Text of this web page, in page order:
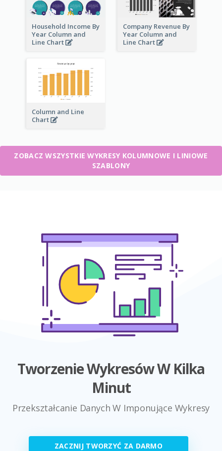
Household Income By
Year Column and
Line Chart
Company Revenue By
Year Column and
Line Chart
Column and Line
Chart
ZOBACZ WSZYSTKIE WYKRESY KOLUMNOWE I LINIOWE
SZABLONY
Tworzenie Wykresów W Kilka
Minut
Przekształcanie Danych W Imponujące Wykresy
ZACZNIJ TWORZYĆ ZA DARMO